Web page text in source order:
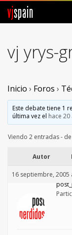
vjspain
Foros
Vjspain
Contacto
Entrar
Crear Cuenta
vj yrys-
Inicio › Foros ›
Este debate tiene 1
última vez el hace
Viendo 2 entradas -
Autor
16 septiembre, 2005